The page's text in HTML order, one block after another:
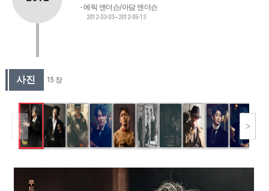
에릭 앤더슨/아담 앤더슨
2012-03-03~2012-05-13
사진 15 장